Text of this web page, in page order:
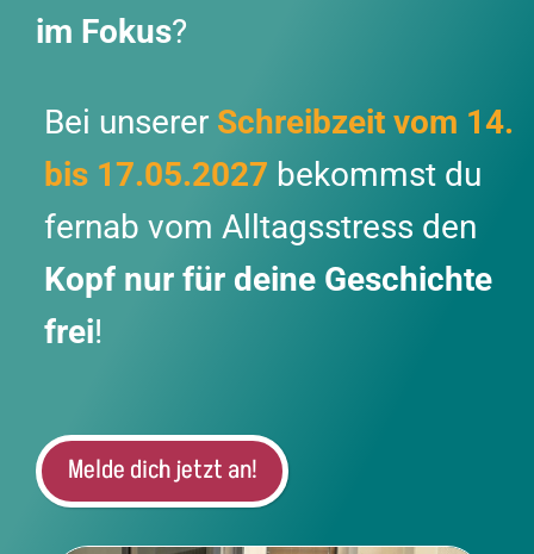
im Fokus?
Bei unserer Schreibzeit vom 14.
bis 17.05.2027 bekommst du
fernab vom Alltagsstress den
Kopf nur für deine Geschichte
frei!
Melde dich jetzt an!